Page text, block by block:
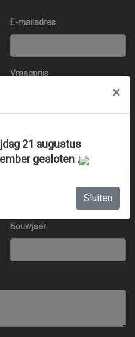
E-mailadres
Vraagprijs
Brandstof
Bouwjaar
×
21 augustus
gesloten .
Sluiten